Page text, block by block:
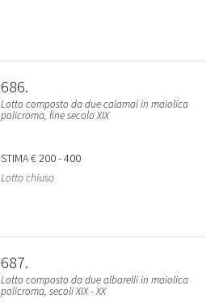
686
Lotto composto da due calamai in maiolica
policroma, fine secolo XIX
STIMA€ 200 - 400
Lotto chiuso
687
Lotto composto da due albarelli in maiolica
policroma, secoli XIX - XX